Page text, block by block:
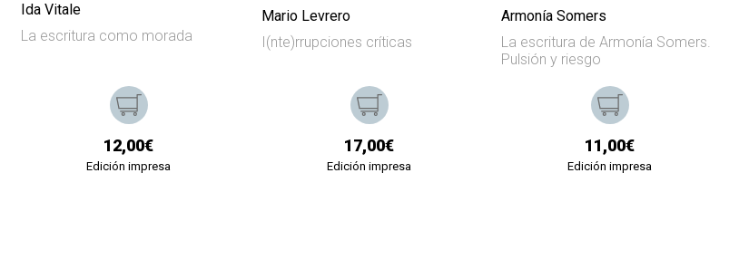
Ida Vitale
La escritura como morada
12,00€
Edición impresa
Mario Levrero
I(nte)rrupciones críticas
17,00€
Edición impresa
Armonía Somers
La escritura de Armonía Somers.
Pulsión y riesgo
11,00€
Edición impresa